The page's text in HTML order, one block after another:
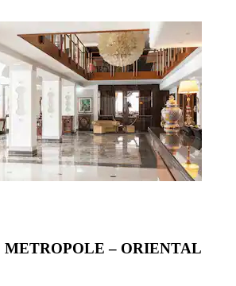
– ORIENTAL